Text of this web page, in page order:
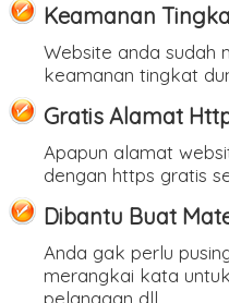
Keamanan
Website anda sudah
keamanan tingkat
Gratis Alamat
Apapun alamat
dengan https gratis
Dibantu Buat
Anda gak perlu
merangkai kata
pelanggan dll